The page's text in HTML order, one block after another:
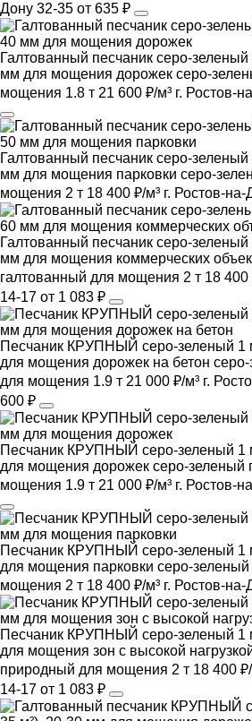
Дону 32-35 от 635 ₽
Галтованный песчаник серо-
мм для мощения дорожек серо-
мощения 1.8 т 21 600 ₽/м³ г. Ростов-
Галтованный песчаник серо-
мм для мощения парковки серо-
мощения 2 т 18 400 ₽/м³ г. Ростов-на-
Галтованный песчаник серо-
мм для мощения коммерческих
галтованный для мощения 2 т 18 400
14-17 от 1 083 ₽
Песчаник КРУПНЫЙ серо-зеленый 1
для мощения дорожек на бетон
для мощения 1.9 т 21 000 ₽/м³ г.
600 ₽
Песчаник КРУПНЫЙ серо-зеленый 1
для мощения дорожек серо-зеленый
мощения 1.9 т 21 000 ₽/м³ г. Ростов-
Песчаник КРУПНЫЙ серо-зеленый 1
для мощения парковки серо-зеленый
мощения 2 т 18 400 ₽/м³ г. Ростов-на-
Песчаник КРУПНЫЙ серо-зеленый 1
для мощения зон с высокой
природный для мощения 2 т 18 400
14-17 от 1 083 ₽